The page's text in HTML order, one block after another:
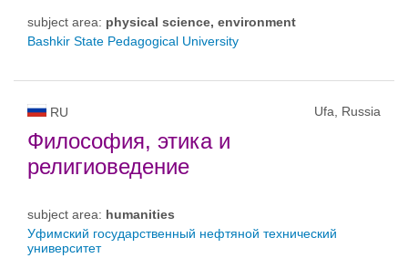
subject area: physical science, environment
Bashkir State Pedagogical University
RU Ufa, Russia
Философия, этика и
религиоведение
subject area: humanities
Уфимский государственный нефтяной технический
университет